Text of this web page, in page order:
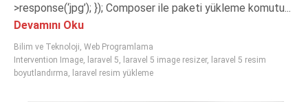
>response(‘jpg’); }); Composer ile paketi yükleme komutu...
Devamını Oku
Bilim ve Teknoloji, Web Programlama
Intervention Image, laravel 5, laravel 5 image resizer, laravel 5 resim
boyutlandırma, laravel resim yükleme